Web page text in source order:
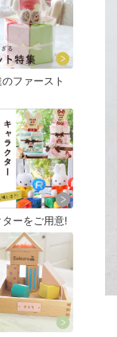
ファースト
ーをご用意!